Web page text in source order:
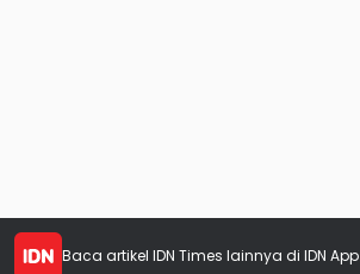
Baca artikel IDN Times lainnya di IDN App